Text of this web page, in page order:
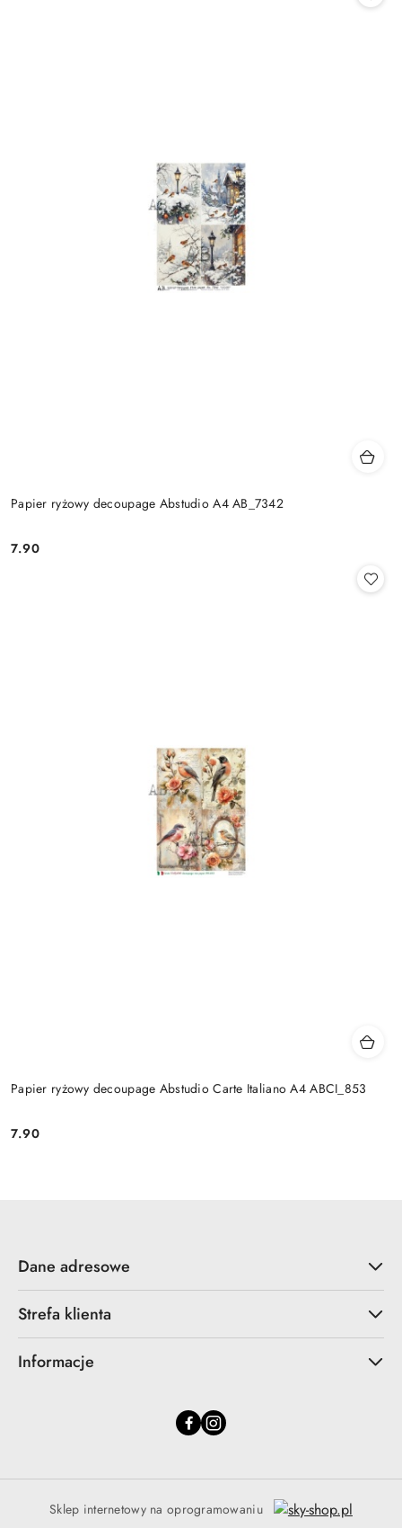
Papier ryżowy decoupage Abstudio A4 AB_7342
Cena:
7.90
Papier ryżowy decoupage Abstudio Carte Italiano A4 ABCI_853
Cena:
7.90
Dane adresowe
Strefa klienta
Informacje
Sklep internetowy na oprogramowaniu